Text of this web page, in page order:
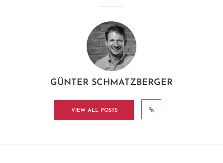
GÜNTER SCHMATZBERGER
VIEW ALL POSTS